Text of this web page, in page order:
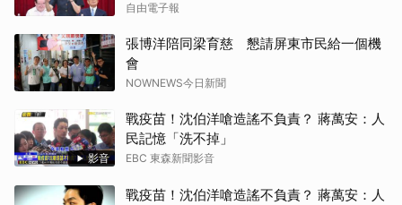
自由電子報
張博洋陪同梁育慈 懇請屏東市民給一個機
會
NOWNEWS今日新聞
影音
戰疫苗！沈伯洋嗆造謠不負責？ 蔣萬安：人
民記憶「洗不掉」
EBC 東森新聞影音
戰疫苗！沈伯洋嗆造謠不負責？ 蔣萬安：人